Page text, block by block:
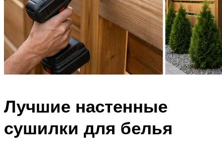
Лучшие настенные
сушилки для белья